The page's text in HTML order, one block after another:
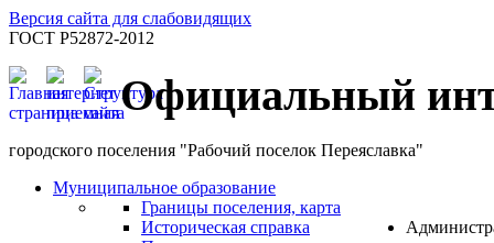
Версия сайта для слабовидящих
ГОСТ Р52872-2012
Официальный
городского поселения "Рабочий поселок Переяславка"
Муниципальное образование
Границы поселения, карта
Историческая справка